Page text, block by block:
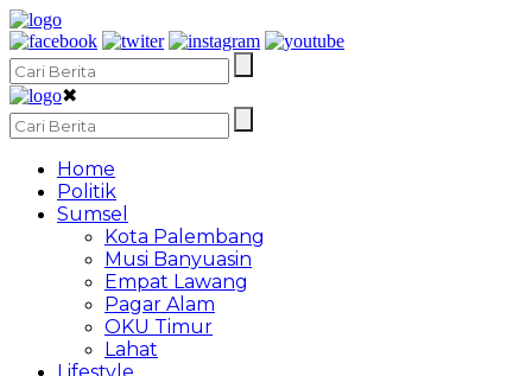
✖
Home
Politik
Sumsel
Kota Palembang
Musi Banyuasin
Empat Lawang
Pagar Alam
OKU Timur
Lahat